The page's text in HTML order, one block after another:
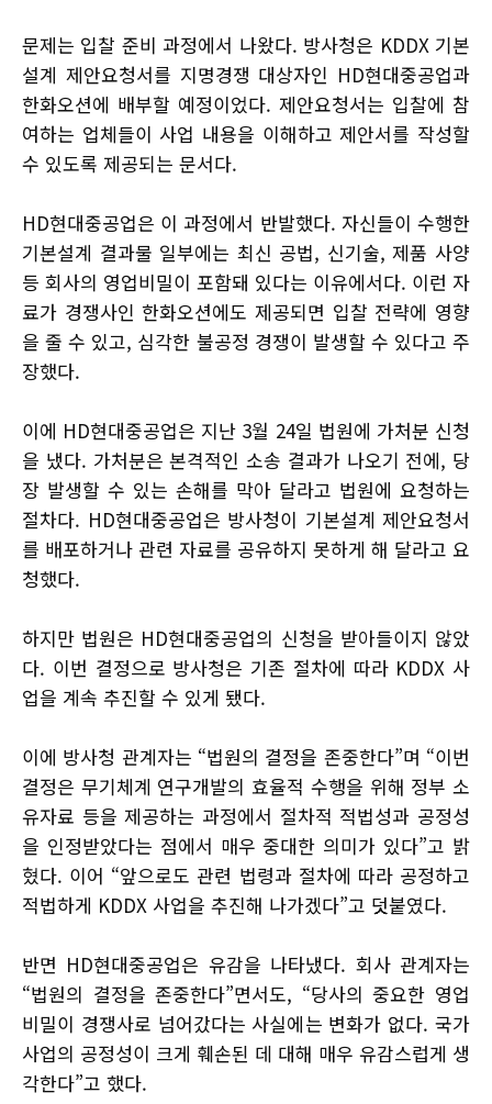
문제는 입찰 준비 과정에서 나왔다. 방사청은 KDDX 기본
설계 제안요청서를 지명경쟁 대상자인 HD현대중공업과
한화오션에 배부할 예정이었다. 제안요청서는 입찰에 참
여하는 업체들이 사업 내용을 이해하고 제안서를 작성할
수 있도록 제공되는 문서다.
HD현대중공업은 이 과정에서 반발했다. 자신들이 수행한
기본설계 결과물 일부에는 최신 공법, 신기술, 제품 사양
등 회사의 영업비밀이 포함돼 있다는 이유에서다. 이런 자
료가 경쟁사인 한화오션에도 제공되면 입찰 전략에 영향
을 줄 수 있고, 심각한 불공정 경쟁이 발생할 수 있다고 주
장했다.
이에 HD현대중공업은 지난 3월 24일 법원에 가처분 신청
을 냈다. 가처분은 본격적인 소송 결과가 나오기 전에, 당
장 발생할 수 있는 손해를 막아 달라고 법원에 요청하는
절차다. HD현대중공업은 방사청이 기본설계 제안요청서
를 배포하거나 관련 자료를 공유하지 못하게 해 달라고 요
청했다.
하지만 법원은 HD현대중공업의 신청을 받아들이지 않았
다. 이번 결정으로 방사청은 기존 절차에 따라 KDDX 사
업을 계속 추진할 수 있게 됐다.
이에 방사청 관계자는 “법원의 결정을 존중한다”며 “이번
결정은 무기체계 연구개발의 효율적 수행을 위해 정부 소
유자료 등을 제공하는 과정에서 절차적 적법성과 공정성
을 인정받았다는 점에서 매우 중대한 의미가 있다”고 밝
혔다. 이어 “앞으로도 관련 법령과 절차에 따라 공정하고
적법하게 KDDX 사업을 추진해 나가겠다”고 덧붙였다.
반면 HD현대중공업은 유감을 나타냈다. 회사 관계자는
“법원의 결정을 존중한다”면서도, “당사의 중요한 영업
비밀이 경쟁사로 넘어갔다는 사실에는 변화가 없다. 국가
사업의 공정성이 크게 훼손된 데 대해 매우 유감스럽게 생
각한다”고 했다.